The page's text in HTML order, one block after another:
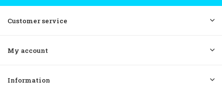
Customer service
My account
Information